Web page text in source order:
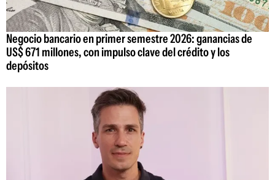
Negocio bancario en primer semestre 2026: ganancias de
US$ 671 millones, con impulso clave del crédito y los
depósitos